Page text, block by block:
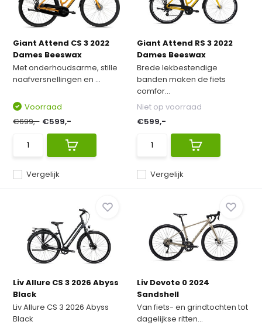
Giant Attend CS 3 2022
Dames Beeswax
Met onderhoudsarme, stille
naafversnellingen en ...
Vergelijk
Voorraad
€699,- €599,-
Giant Attend RS 3 2022
Dames Beeswax
Brede lekbestendige
banden maken de fiets
comfor...
Vergelijk
Niet op voorraad
€599,-
Liv Allure CS 3 2026 Abyss
Black
Liv Allure CS 3 2026 Abyss
Black
Liv Devote 0 2024
Sandshell
Van fiets- en grindtochten tot
dagelijkse ritten...